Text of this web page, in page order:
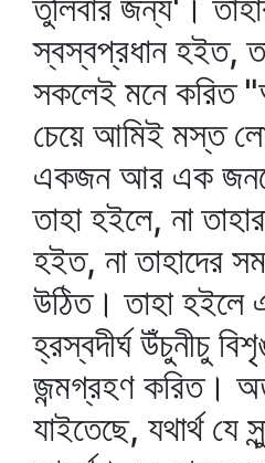
স্বস্বপ্রধান হইত,
সকলেই মনে করিত
চেয়ে আমিই মস্ত
একজন আর এক
তাহা হইলে, না
হইত, না তাহাদের
উঠিত। তাহা হইলে
হ্রস্বদীর্ঘ উঁচুনীচু
জন্মগ্রহণ করিত।
যাইতেছে, যথার্থ যে